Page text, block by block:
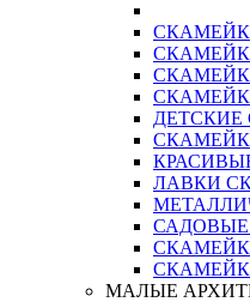
ЛАВКИ
МАЛЫЕ